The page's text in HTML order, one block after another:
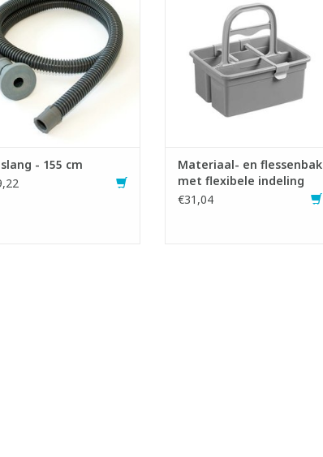
emmers.
op elke normale kraan.
L: 1,55 m
Ø: 25 mm
AAN WINKELWAGEN
- 155 cm
- Met flexibele indeling.
TOEVOEGEN AAN WINKELWAGEN
Materiaal- en flessenbak
met flexibele indeling
€31,04